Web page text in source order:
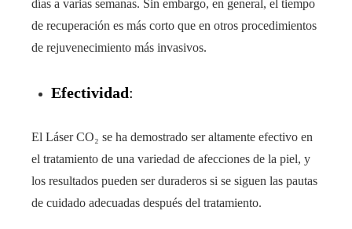
días a varias semanas. Sin embargo, en general, el tiempo
de recuperación es más corto que en otros procedimientos
de rejuvenecimiento más invasivos.
Efectividad:
El Láser CO₂ se ha demostrado ser altamente efectivo en
el tratamiento de una variedad de afecciones de la piel, y
los resultados pueden ser duraderos si se siguen las pautas
de cuidado adecuadas después del tratamiento.